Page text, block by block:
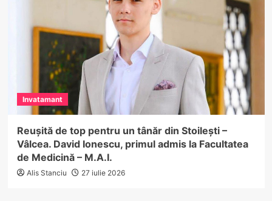
Invatamant
Reușită de top pentru un tânăr din Stoilești –
Vâlcea. David Ionescu, primul admis la Facultatea
de Medicină – M.A.I.
Alis Stanciu 27 iulie 2026